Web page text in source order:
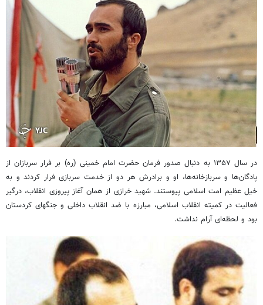
در سال ۱۳۵۷ به دنبال صدور فرمان حضرت امام خمینی (ره) بر فرار سربازان از
پادگان‌ها و سربازخانه‌ها، او و برادرش هر دو از خدمت سربازی فرار کردند و به
خیل عظیم امت اسلامی پیوستند. شهید خرازی از همان آغاز پیروزی انقلاب، درگیر
فعالیت در کمیته انقلاب اسلامی، مبارزه با ضد انقلاب داخلی و جنگهای کردستان
بود و لحظه‌ای آرام نداشت.